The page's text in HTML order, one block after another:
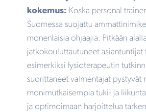
kokemus: Koska personal
Suomessa suojattu
monenlaisia ohjaajia. Pitkään
jatkokouluttautuneet asiantuntijat
esimerkiksi fysioterapeutin
suorittaneet valmentajat pystyvät
monimutkaisempia tuki- ja
ja optimoimaan harjoittelua